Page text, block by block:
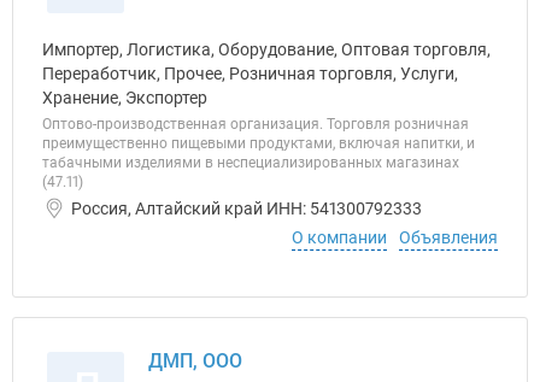
Импортер, Логистика, Оборудование, Оптовая торговля,
Переработчик, Прочее, Розничная торговля, Услуги,
Хранение, Экспортер
Оптово-производственная организация. Торговля розничная
преимущественно пищевыми продуктами, включая напитки, и
табачными изделиями в неспециализированных магазинах
(47.11)
Россия, Алтайский край ИНН: 541300792333
О компании
Объявления
ДМП, ООО